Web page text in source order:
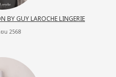
BY GUY LAROCHE LINGERIE
น 2568